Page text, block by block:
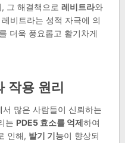
, 그 해결책으로 레비트라와
비트라는 성적 자극에 의
더욱 풍요롭고 활기차게
작용 원리
서 많은 사람들이 신뢰하는
는 PDE5 효소를 억제하여
인해, 발기 기능이 향상되